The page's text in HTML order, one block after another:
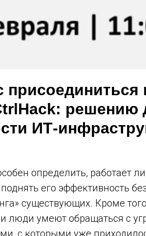
решению
ИТ-
определить, работает
его эффективность
существующих. Кроме
люди умеют обращаться с